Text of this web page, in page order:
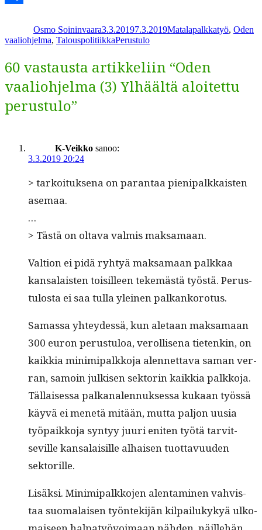
Osmo Soininvaara3.3.20197.3.2019Matalapalkkatyö, Oden
vaaliohjelma, TalouspolitiikkaAvainsanat
Perustulo
60 vastausta artikkeliin “Oden
vaaliohjelma (3) Ylhäältä aloitettu
perustulo”
K-Veikko sanoo:
3.3.2019 20:24
> tarkoituk­se­na on paran­taa pieni­palkkaisten
asemaa.
…
> Tästä on olta­va valmis maksamaan.
Val­tion ei pidä ryhtyä mak­samaan palkkaa
kansalais­ten toisilleen tekemästä työstä. Perus­
tu­losta ei saa tul­la yleinen palkankorotus.
Samas­sa yhtey­dessä, kun ale­taan mak­samaan
300 euron perus­tu­loa, verol­lise­na tietenkin, on
kaikkia min­imi­palkko­ja alen­net­ta­va saman ver­
ran, samoin julkisen sek­torin kaikkia palkko­ja.
Täl­laises­sa palka­nalen­nuk­ses­sa kukaan työssä
käyvä ei menetä mitään, mut­ta paljon uusia
työ­paikko­ja syn­tyy juuri eniten työtä tarvit­
seville kansalaisille alhaisen tuot­tavu­u­den
sektorille.
Lisäk­si. Min­imi­palkko­jen alen­t­a­mi­nen vahvis­
taa suo­ma­laisen työn­tek­i­jän kil­pailukykyä ulko­